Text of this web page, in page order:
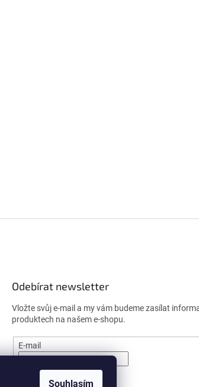
Souhlasím
Odebírat newsletter
Vložte svůj e-mail a my vám budeme zasílat
produktech na našem e-shopu.
E-mail